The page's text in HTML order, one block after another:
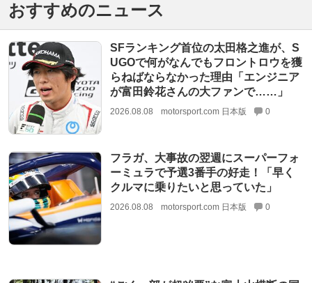
おすすめのニュース
SFランキング首位の太田格之進が、S
UGOで何がなんでもフロントロウを獲
らねばならなかった理由「エンジニア
が富田鈴花さんの大ファンで……」
2026.08.08 motorsport.com 日本版 0
フラガ、大事故の翌週にスーパーフォ
ーミュラで予選3番手の好走！「早く
クルマに乗りたいと思っていた」
2026.08.08 motorsport.com 日本版 0